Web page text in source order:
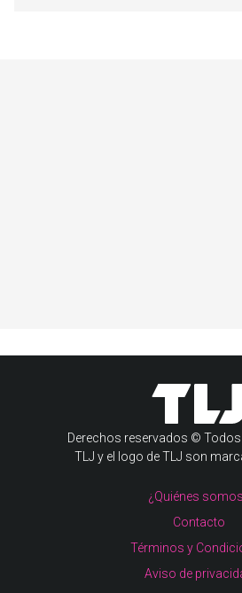
Derechos reservados ©
TLJ y el logo de TLJ son
¿Quiénes
Contacto
Términos y
Aviso de